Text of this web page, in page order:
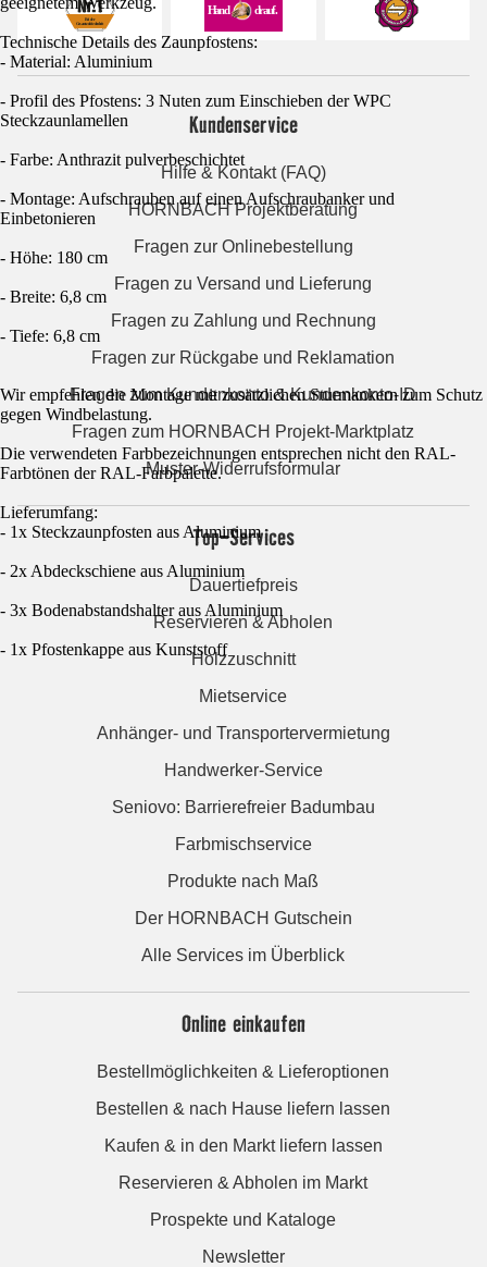
Technische Details des Zaunpfostens:
- Material: Aluminium
- Profil des Pfostens: 3 Nuten zum Einschieben der WPC
Steckzaunlamellen
- Farbe: Anthrazit pulverbeschichtet
- Montage: Aufschrauben auf einen Aufschraubanker und
Einbetonieren
- Höhe: 180 cm
- Breite: 6,8 cm
- Tiefe: 6,8 cm
Wir empfehlen die Montage mit zusätzlichen Sturmankern zum Schutz
gegen Windbelastung.
Die verwendeten Farbbezeichnungen entsprechen nicht den RAL-
Farbtönen der RAL-Farbpalette.
Lieferumfang:
- 1x Steckzaunpfosten aus Aluminium
- 2x Abdeckschiene aus Aluminium
- 3x Bodenabstandshalter aus Aluminium
- 1x Pfostenkappe aus Kunststoff
Kundenservice
Hilfe & Kontakt (FAQ)
HORNBACH Projektberatung
Fragen zur Onlinebestellung
Fragen zu Versand und Lieferung
Fragen zu Zahlung und Rechnung
Fragen zur Rückgabe und Reklamation
Fragen zum Kundenkonto & Kundenkonto-ID
Fragen zum HORNBACH Projekt-Marktplatz
Muster-Widerrufsformular
Top-Services
Dauertiefpreis
Reservieren & Abholen
Holzzuschnitt
Mietservice
Anhänger- und Transportervermietung
Handwerker-Service
Seniovo: Barrierefreier Badumbau
Farbmischservice
Produkte nach Maß
Der HORNBACH Gutschein
Alle Services im Überblick
Online einkaufen
Bestellmöglichkeiten & Lieferoptionen
Bestellen & nach Hause liefern lassen
Kaufen & in den Markt liefern lassen
Reservieren & Abholen im Markt
Prospekte und Kataloge
Newsletter